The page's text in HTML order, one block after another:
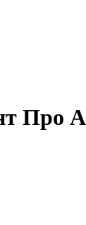
Про